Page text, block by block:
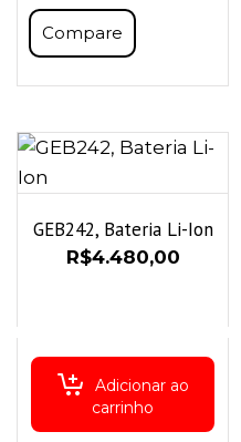
Compare
GEB242, Bateria Li-Ion
R$4.480,00
Adicionar ao
carrinho